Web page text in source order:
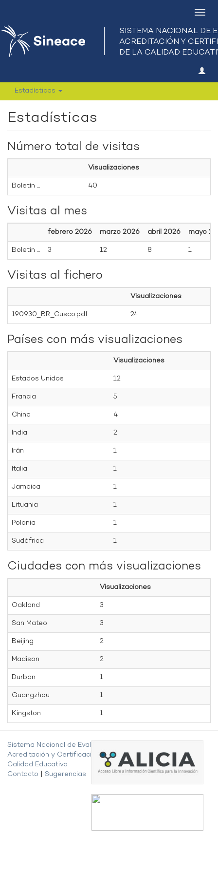
Estadísticas
Estadísticas
Número total de visitas
Visualizaciones
Boletín ...
40
Visitas al mes
febrero 2026 marzo 2026 abril 2026
mayo
Boletín ...
3 12 8 1
Visitas al fichero
Visualizaciones
190930_BR_Cusco.pdf
24
Países con más visualizaciones
Visualizaciones
Estados Unidos
12
Francia
5
China
4
India
2
Irán
1
Italia
1
Jamaica
1
Lituania
1
Polonia
1
Sudáfrica
1
Ciudades con más visualizaciones
Visualizaciones
Oakland
3
San Mateo
3
Beijing
2
Madison
2
Durban
1
Guangzhou
1
Kingston
1
Sistema Nacional de Evaluación,
Acreditación y Certificación de la
Calidad Educativa
Contacto
Sugerencias